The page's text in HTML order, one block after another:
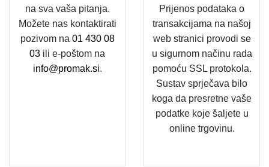
na sva vaša pitanja.
Možete nas kontaktirati
pozivom na 01 430 08
03 ili e-poštom na
info@promak.si.
Prijenos podataka o
transakcijama na našoj
web stranici provodi se
u sigurnom načinu rada
pomoću SSL protokola.
Sustav sprječava bilo
koga da presretne vaše
podatke koje šaljete u
online trgovinu.